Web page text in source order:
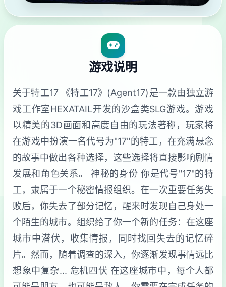
游戏说明
关于特工17 《特工17》(Agent17)是一款由独立游
戏工作室HEXATAIL开发的沙盒类SLG游戏。游戏
以精美的3D画面和高度自由的玩法著称，玩家将
在游戏中扮演一名代号为"17"的特工，在充满悬念
的故事中做出各种选择，这些选择将直接影响剧情
发展和角色关系。 神秘的身份 你是代号"17"的特
工，隶属于一个秘密情报组织。在一次重要任务失
败后，你失去了部分记忆，醒来时发现自己身处一
个陌生的城市。组织给了你一个新的任务：在这座
城市中潜伏，收集情报，同时找回失去的记忆碎
片。然而，随着调查的深入，你逐渐发现事情远比
想象中复杂... 危机四伏 在这座城市中，每个人都